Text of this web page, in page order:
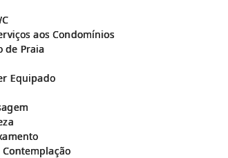
aos Condomínios
de Praia
Equipado